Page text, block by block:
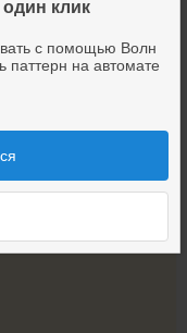
клик
с помощью Волн
паттерн на автомате
о
точки
с Радаром
поиска и
Вульфа: